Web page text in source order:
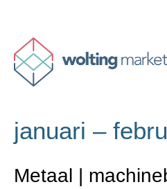
januari –
Metaal |